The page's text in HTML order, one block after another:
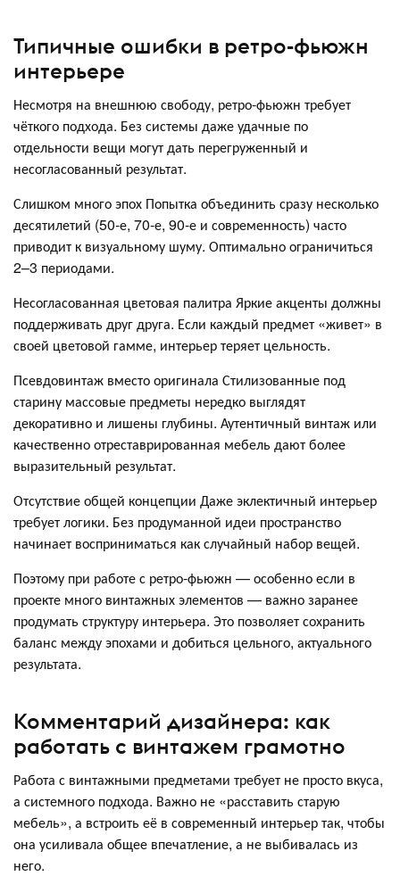
Типичные ошибки в ретро-фьюжн
интерьере
Несмотря на внешнюю свободу, ретро-фьюжн требует
чёткого подхода. Без системы даже удачные по
отдельности вещи могут дать перегруженный и
несогласованный результат.
Слишком много эпох Попытка объединить сразу несколько
десятилетий (50-е, 70-е, 90-е и современность) часто
приводит к визуальному шуму. Оптимально ограничиться
2–3 периодами.
Несогласованная цветовая палитра Яркие акценты должны
поддерживать друг друга. Если каждый предмет «живет» в
своей цветовой гамме, интерьер теряет цельность.
Псевдовинтаж вместо оригинала Стилизованные под
старину массовые предметы нередко выглядят
декоративно и лишены глубины. Аутентичный винтаж или
качественно отреставрированная мебель дают более
выразительный результат.
Отсутствие общей концепции Даже эклектичный интерьер
требует логики. Без продуманной идеи пространство
начинает восприниматься как случайный набор вещей.
Поэтому при работе с ретро-фьюжн — особенно если в
проекте много винтажных элементов — важно заранее
продумать структуру интерьера. Это позволяет сохранить
баланс между эпохами и добиться цельного, актуального
результата.
Комментарий дизайнера: как
работать с винтажем грамотно
Работа с винтажными предметами требует не просто вкуса,
а системного подхода. Важно не «расставить старую
мебель», а встроить её в современный интерьер так, чтобы
она усиливала общее впечатление, а не выбивалась из
него.